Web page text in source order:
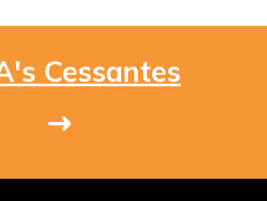
Cessantes